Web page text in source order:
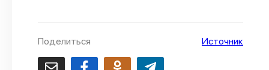
Поделиться Источник